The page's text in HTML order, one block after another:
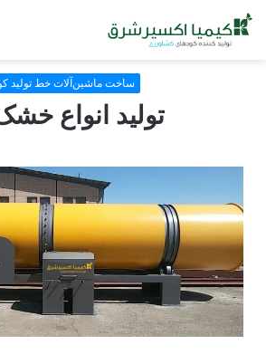
ساخت ماشین‌آلات خط تولید
تولید انواع